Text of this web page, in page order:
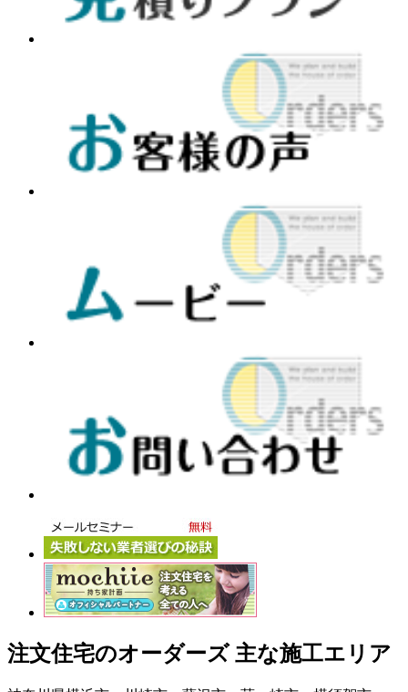
注文住宅のオーダーズ 主な施工エリア